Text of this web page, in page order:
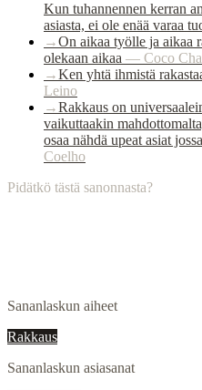
Kun tuhannennen kerran
asiasta, ei ole enää varaa
→On aikaa työlle ja aikaa
olekaan aikaa — Coco
→Ken yhtä ihmistä
Leino
→Rakkaus on
vaikuttaakin
osaa nähdä upeat asiat
Coelho
Pidätkö tästä sanonnasta?
Sananlaskun aiheet
Rakkaus
Sananlaskun asiasanat